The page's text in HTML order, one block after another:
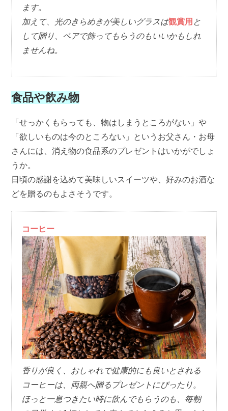
ます。
加えて、光のきらめきが美しいグラスは観賞用 と
して贈り、ペアで飾ってもらうのもいいかもしれ
ませんね。
食品や飲み物
「せっかくもらっても、物はしまうところがない」や
「欲しいものは今のところない」というお父さん・お母
さんには、消え物の食品系のプレゼントはいかがでしょ
うか。
日頃の感謝を込めて美味しいスイーツや、好みのお酒な
どを贈るのもよさそうです。
コーヒー
香りが良く、おしゃれで健康的にも良いとされる
コーヒーは、両親へ贈るプレゼントにぴったり。
ほっと一息つきたい時に飲んでもらうのも、毎朝